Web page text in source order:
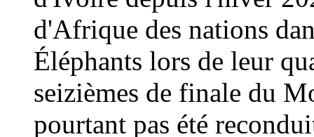
d'Afrique des nations
Éléphants lors de leur
seizièmes de finale du
pourtant pas été